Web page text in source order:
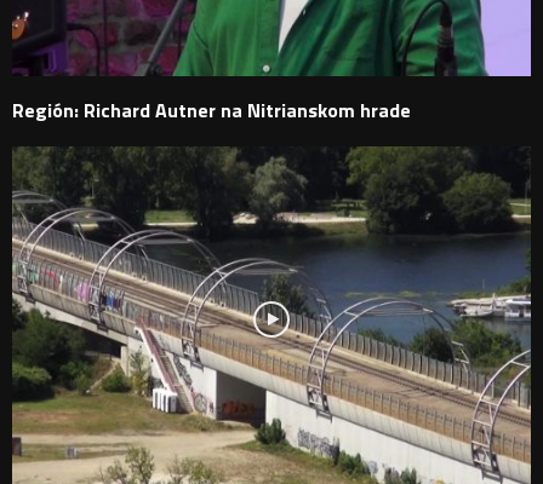
Región: Richard Autner na Nitrianskom hrade